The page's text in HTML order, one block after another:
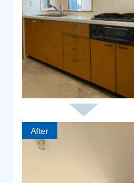
After